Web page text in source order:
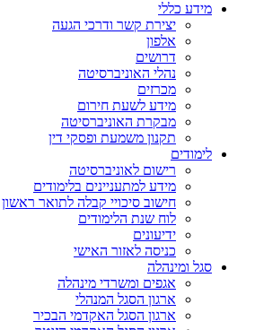
מידע כללי
יצירת קשר ודרכי הגעה
אלפון
דרושים
נהלי האוניברסיטה
מכרזים
מידע לשעת חירום
מבקרת האוניברסיטה
תקנון משמעת ופסקי דין
לימודים
רישום לאוניברסיטה
מידע למתעניינים בלימודים
חישוב סיכויי קבלה לתואר ראשון
לוח שנת הלימודים
ידיעונים
כניסה לאזור האישי
סגל ומינהלה
אגפים ומשרדי מינהלה
ארגון הסגל המנהלי
ארגון הסגל האקדמי הבכיר